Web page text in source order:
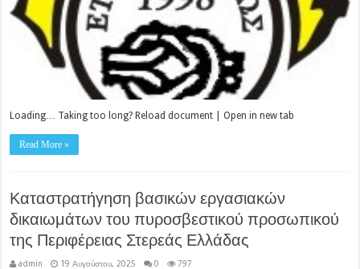
Loading… Taking too long? Reload document | Open in new tab
Read More »
Καταστρατήγηση βασικών εργασιακών
δικαιωμάτων του πυροσβεστικού προσωπικού
της Περιφέρειας Στερεάς Ελλάδας
admin 19 Αυγούστου, 2025 0 797